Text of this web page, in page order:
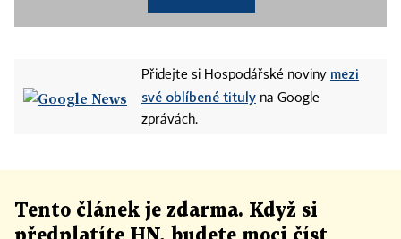
Přidejte si Hospodářské noviny mezi
své oblíbené tituly na Google
zprávách.
Tento článek je zdarma. Když si